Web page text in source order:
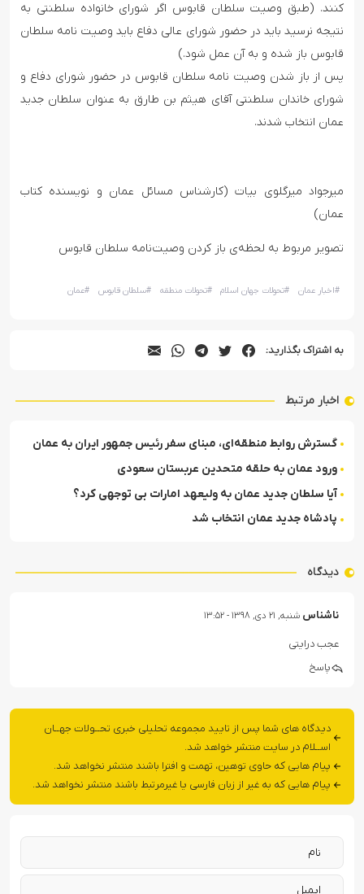
کنند. (طبق وصیت سلطان قابوس اگر شورای خانواده سلطنتی به
نتیجه نرسید باید در حضور شورای عالی دفاع باید وصیت نامه سلطان
قابوس باز شده و به آن عمل شود.)
پس از باز شدن وصیت نامه سلطان قابوس در حضور شورای دفاع و
شورای خاندان سلطنتی آقای هیثم بن طارق به عنوان سلطان جدید
عمان انتخاب شدند.
میرجواد میرگلوی بیات (کارشناس مسائل عمان و نویسنده کتاب
عمان)
تصویر مربوط به لحظه‌ی باز کردن وصیت‌نامه سلطان قابوس
#اخبار عمان #تحولات جهان اسلام #تحولات منطقه #سلطان قابوس #عمان
به اشتراک بگذارید:
اخبار مرتبط
گسترش روابط منطقه‌ای، مبنای سفر رئیس جمهور ایران به عمان
ورود عمان به حلقه متحدین عربستان سعودی
آیا سلطان جدید عمان به ولیعهد امارات بی توجهی کرد؟
پادشاه جدید عمان انتخاب شد
دیدگاه
ناشناس شنبه, ۲۱ دی, ۱۳۹۸ - ۱۳:۵۲
عجب درایتی
پاسخ
دیدگاه های شما پس از تایید مجموعه تحلیلی خبری تحــولات جهــان
اســلام در سایت منتشر خواهد شد.
پیام هایی که حاوی توهین، تهمت و افترا باشند منتشر نخواهد شد.
پیام هایی که به غیر از زبان فارسی یا غیرمرتبط باشند منتشر نخواهد شد.